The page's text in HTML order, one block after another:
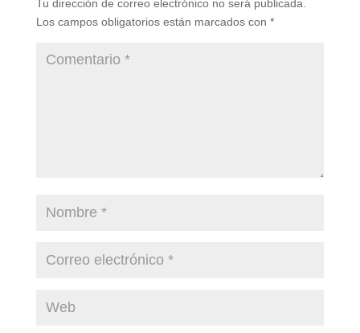
Tu dirección de correo electrónico no será publicada.
Los campos obligatorios están marcados con *